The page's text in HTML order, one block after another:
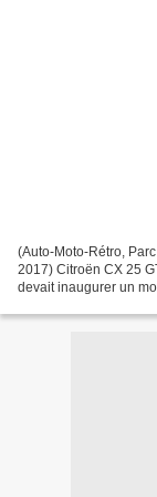
(Auto-Moto-Rétro,
2017) Citroën CX 25
devait inaugurer un